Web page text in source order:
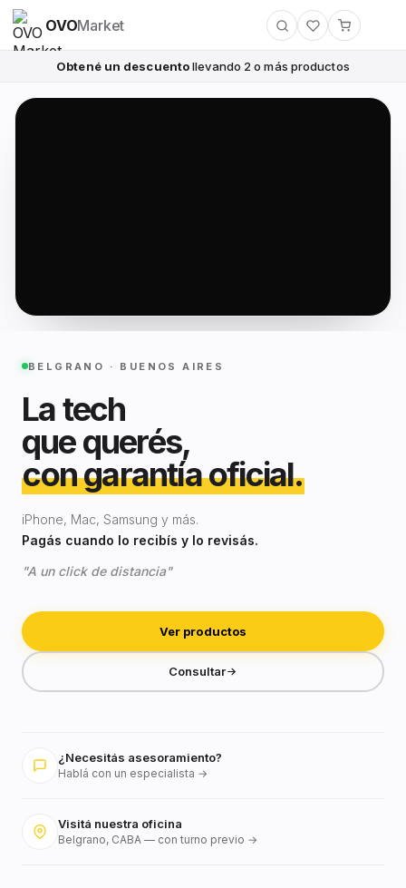
OVOMarket
Obtené un descuentollevando 2 o más productos
BELGRANO · BUENOS AIRES
La tech
que querés,
con garantía oficial.
iPhone, Mac, Samsung y más.
Pagás cuando lo recibís y lo revisás.
"A un click de distancia"
Ver productos
Consultar
¿Necesitás asesoramiento?
Hablá con un especialista →
Visitá nuestra oficina
Belgrano, CABA — con turno previo →